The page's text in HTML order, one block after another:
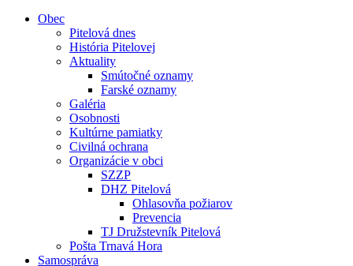
Obec
Pitelová dnes
História Pitelovej
Aktuality
Smútočné oznamy
Farské oznamy
Galéria
Osobnosti
Kultúrne pamiatky
Civilná ochrana
Organizácie v obci
SZZP
DHZ Pitelová
Ohlasovňa požiarov
Prevencia
TJ Družstevník Pitelová
Pošta Trnavá Hora
Samospráva